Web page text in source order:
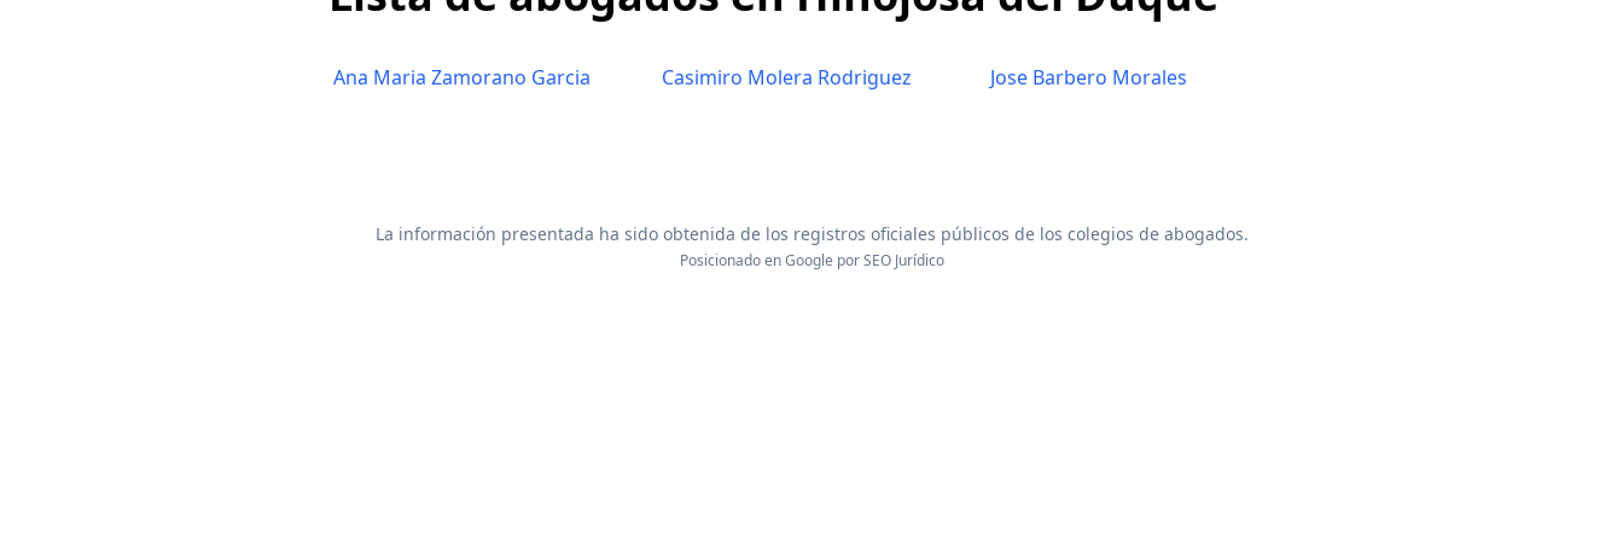
Ana Maria Zamorano Garcia Casimiro Molera Rodriguez Jose Barbero Morales
La información presentada ha sido obtenida de los registros oficiales públicos de los colegios de abogados.
Posicionado en Google porSEO Jurídico